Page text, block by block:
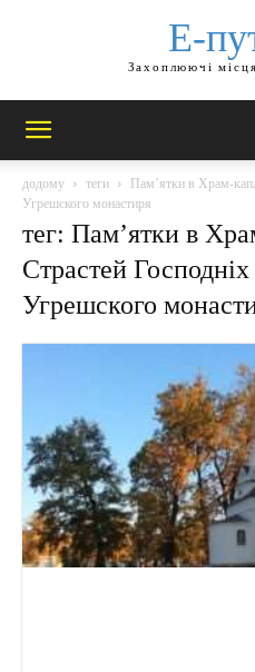
Е-
Захоплюючі
додому теги
Пам’ятки в Храм-
Угрешского монастиря
тег: Пам’ятки в
Страстей
Угрешского